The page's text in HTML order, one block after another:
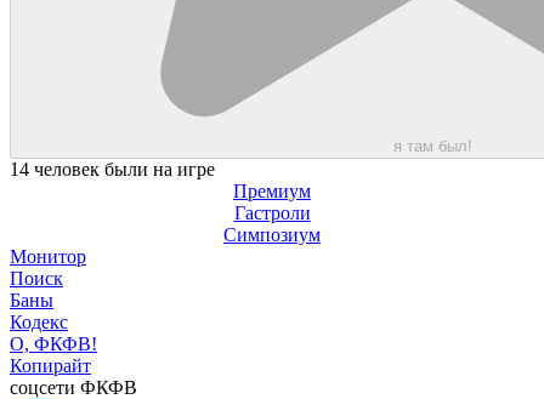
я там был!
14 человек были на игре
Премиум
Гастроли
Симпозиум
Монитор
Поиск
Баны
Кодекс
О, ФКФВ!
Копирайт
соцсети ФКФВ